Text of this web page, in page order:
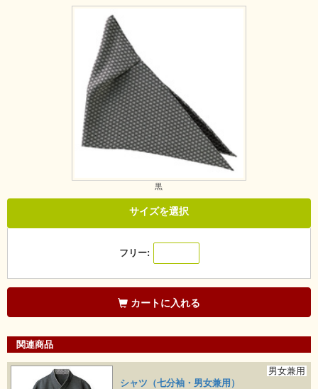
黒
サイズを選択
フリー
カートに入れる
関連商品
男女兼用
シャツ（七分袖・男女兼用）